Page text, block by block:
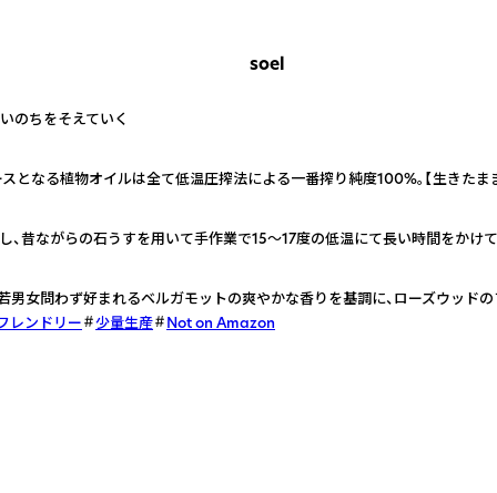
soel
のちをそえていく
なる植物オイルは全て低温圧搾法による一番搾り純度100%。【生きたま
昔ながらの石うすを用いて手作業で15〜17度の低温にて長い時間をかけ
女問わず好まれるベルガモットの爽やかな香りを基調に、ローズウッド
レンドリー
少量生産 Not on Amazon